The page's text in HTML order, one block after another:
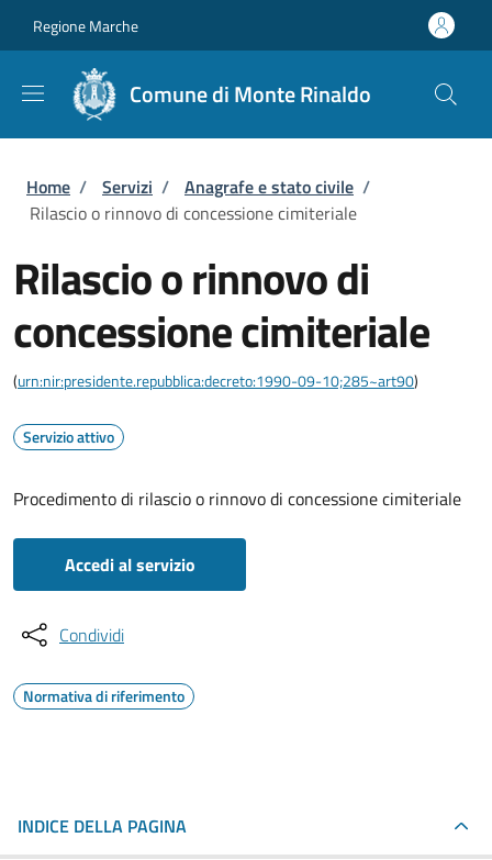
Regione Marche
Comune di Monte Rinaldo
Briciole di pane
Home / Servizi / Anagrafe e stato civile /
Rilascio o rinnovo di concessione cimiteriale
Rilascio o rinnovo di
concessione cimiteriale
(urn:nir:presidente.repubblica:decreto:1990-09-10;285~art90)
Servizio attivo
Procedimento di rilascio o rinnovo di concessione cimiteriale
Accedi al servizio
Condividi
Normativa di riferimento
INDICE DELLA PAGINA